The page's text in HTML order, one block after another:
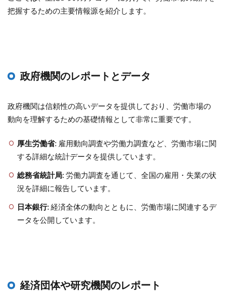
把握するための主要情報源を紹介します。
政府機関のレポートとデータ
政府機関は信頼性の高いデータを提供しており、労働市場の
動向を理解するための基礎情報として非常に重要です。
厚生労働省: 雇用動向調査や労働力調査など、労働市場に関
する詳細な統計データを提供しています。
総務省統計局: 労働力調査を通じて、全国の雇用・失業の状
況を詳細に報告しています。
日本銀行: 経済全体の動向とともに、労働市場に関連するデ
ータを公開しています。
経済団体や研究機関のレポート